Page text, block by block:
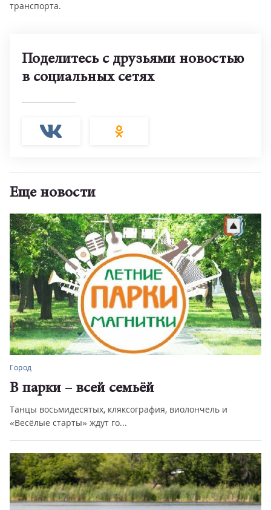
транспорта.
Поделитесь с друзьями новостью
в социальных сетях
Еще новости
Город
В парки – всей семьёй
Танцы восьмидесятых, кляксография, виолончель и
«Весёлые старты» ждут го...